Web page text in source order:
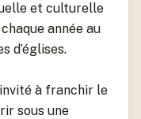
et culturelle
année au
d’églises.
à franchir le
sous une